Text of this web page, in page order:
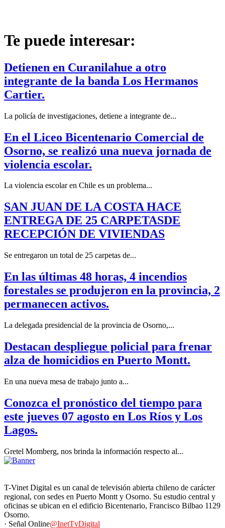
Te puede interesar:
Detienen en Curanilahue a otro
integrante de la banda Los Hermanos
Cartier.
La policía de investigaciones, detiene a integrante de...
En el Liceo Bicentenario Comercial de
Osorno, se realizó una nueva jornada de
violencia escolar.
La violencia escolar en Chile es un problema...
SAN JUAN DE LA COSTA HACE
ENTREGA DE 25 CARPETASDE
RECEPCIÓN DE VIVIENDAS
Se entregaron un total de 25 carpetas de...
En las últimas 48 horas, 4 incendios
forestales se produjeron en la provincia, 2
permanecen activos.
La delegada presidencial de la provincia de Osorno,...
Destacan despliegue policial para frenar
alza de homicidios en Puerto Montt.
En una nueva mesa de trabajo junto a...
Conozca el pronóstico del tiempo para
este jueves 07 agosto en Los Ríos y Los
Lagos.
Gretel Momberg, nos brinda la información respecto al...
T-Vinet Digital es un canal de televisión abierta chileno de carácter
regional, con sedes en Puerto Montt y Osorno. Su estudio central y
oficinas se ubican en el edificio Bicentenario, Francisco Bilbao 1129
Osorno.
· Señal Online@InetTvDigital